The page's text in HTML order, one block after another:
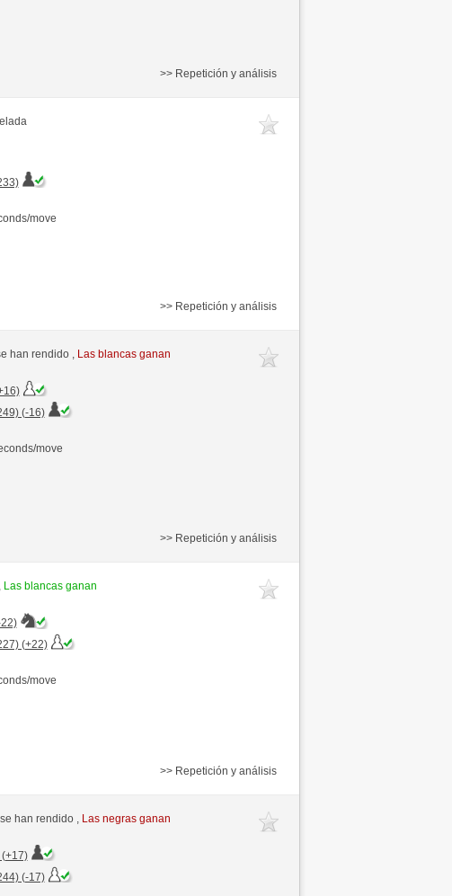
>> Repetición y análisis
move
>> Repetición y análisis
han rendido , Las blancas ganan
(-16)
move
>> Repetición y análisis
Las blancas ganan
(+22)
move
>> Repetición y análisis
han rendido , Las negras ganan
(-17)